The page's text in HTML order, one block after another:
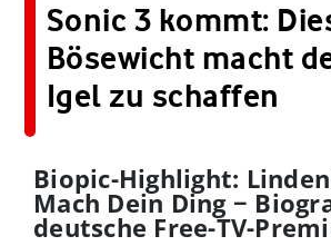
Sonic 3 kommt:
Bösewicht macht
Igel zu schaffen
Biopic-Highlight:
Mach Dein Ding −
deutsche Free-TV-